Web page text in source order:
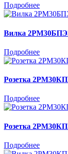
Подробнее
Вилка
Подробнее
Розетка
Подробнее
Розетка
Подробнее